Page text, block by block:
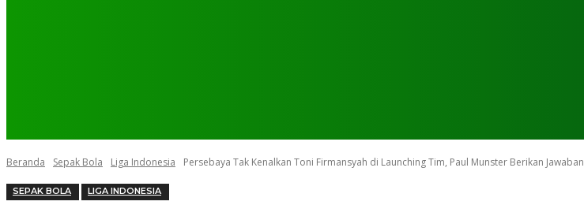
Beranda Sepak Bola Liga Indonesia Persebaya Tak Kenalkan Toni Firmansyah di Launching Tim, Paul Munster Berikan Jawaban
SEPAK BOLA LIGA INDONESIA